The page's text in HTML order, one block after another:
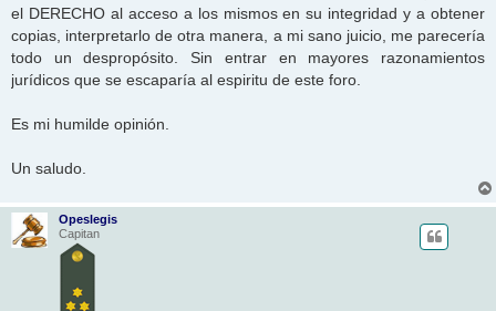
el DERECHO al acceso a los mismos en su integridad y a obtener
copias, interpretarlo de otra manera, a mi sano juicio, me parecería
todo un despropósito. Sin entrar en mayores razonamientos
jurídicos que se escaparía al espiritu de este foro.
Es mi humilde opinión.
Un saludo.
Opeslegis
Capitan